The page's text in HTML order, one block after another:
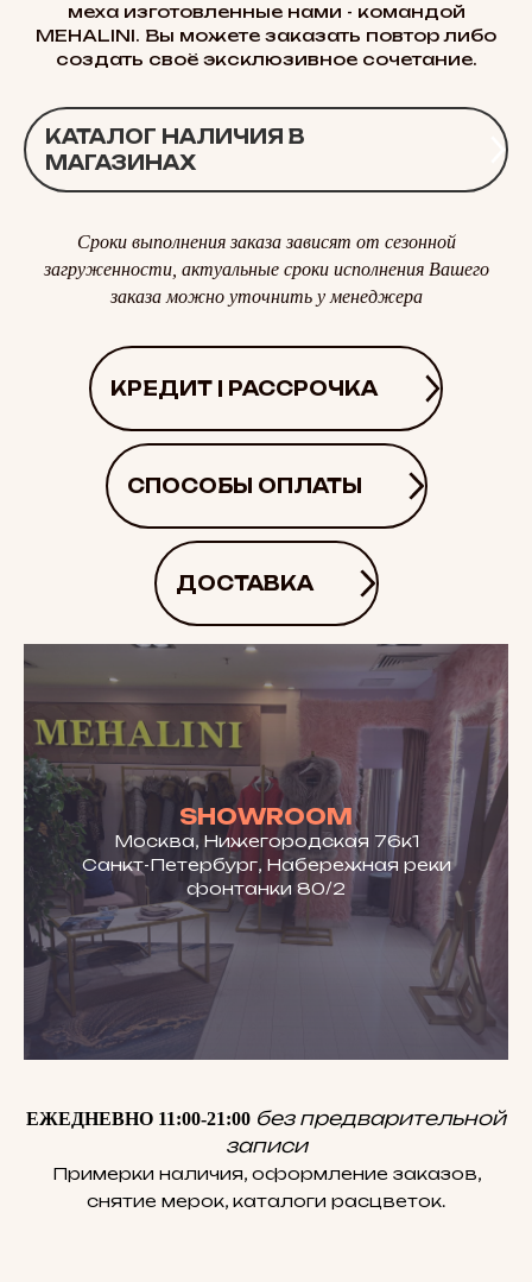
меха изготовленные нами - командой
MEHALINI. Вы можете заказать повтор либо
создать своё эксклюзивное сочетание.
КАТАЛОГ НАЛИЧИЯ В
МАГАЗИНАХ
Сроки выполнения заказа зависят от сезонной
загруженности, актуальные сроки исполнения Вашего
заказа можно уточнить у менеджера
КРЕДИТ | РАССРОЧКА
СПОСОБЫ ОПЛАТЫ
ДОСТАВКА
SHOWROOM
Москва, Нижегородская 76к1
Санкт-Петербург, Набережная реки
фонтанки 80/2
ЕЖЕДНЕВНО 11:00-21:00 без предварительной
записи
Примерки наличия, оформление заказов,
снятие мерок, каталоги расцветок.